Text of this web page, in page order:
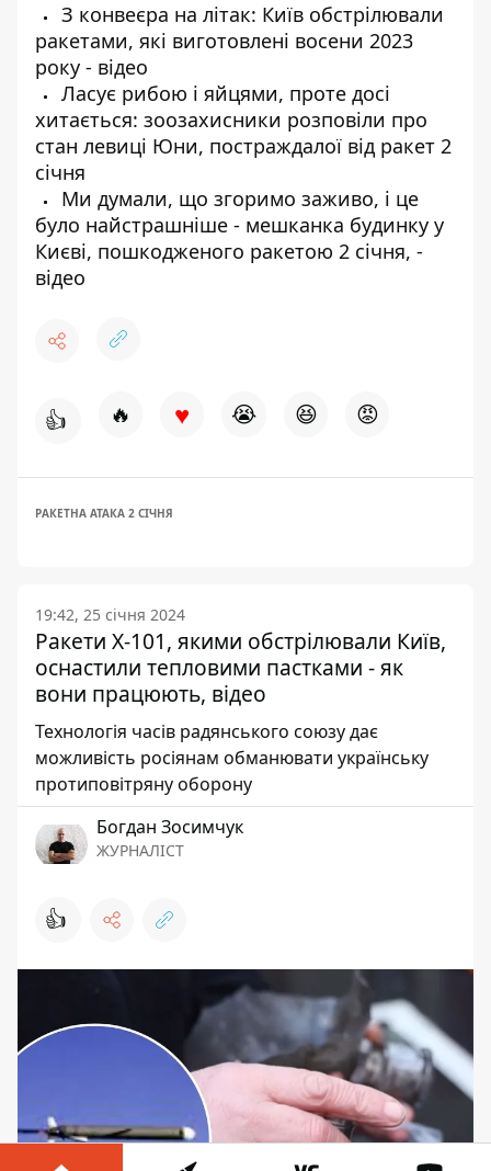
З конвеєра на літак: Київ обстрілювали
ракетами, які виготовлені восени 2023
року - відео
Ласує рибою і яйцями, проте досі
хитається: зоозахисники розповіли про
стан левиці Юни, постраждалої від ракет 2
січня
Ми думали, що згоримо заживо, і це
було найстрашніше - мешканка будинку у
Києві, пошкодженого ракетою 2 січня, -
відео
👍 🔥 ♥ 😭 😆 😡
РАКЕТНА АТАКА 2 СІЧНЯ
19:42, 25 січня 2024
Ракети Х-101, якими обстрілювали Київ,
оснастили тепловими пастками - як
вони працюють, відео
Технологія часів радянського союзу дає
можливість росіянам обманювати українську
протиповітряну оборону
Богдан Зосимчук
ЖУРНАЛІСТ
👍